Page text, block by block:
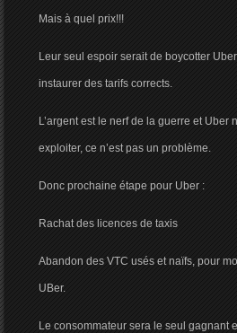
Mais à quel prix!!!
Leur seul espoir serait de boycotter
instaurer des tarifs corrects.
L’argent est le nerf de la guerre et
exploiter, ce n’est pas un problème.
Donc prochaine étape pour Uber :
Rachat des licences de taxis
Abandon des VTC usés et naïfs, pour
UBer.
Le consommateur sera le seul gagnant